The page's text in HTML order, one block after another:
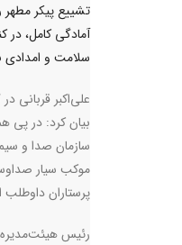
تشییع پیکر مطهر
آمادگی کامل، در
سلامت و امدادی
علی‌اکبر قربانی
بیان کرد: در پی
موکب سیار
پرستاران داوطلب
رئیس هیئت‌مدیره